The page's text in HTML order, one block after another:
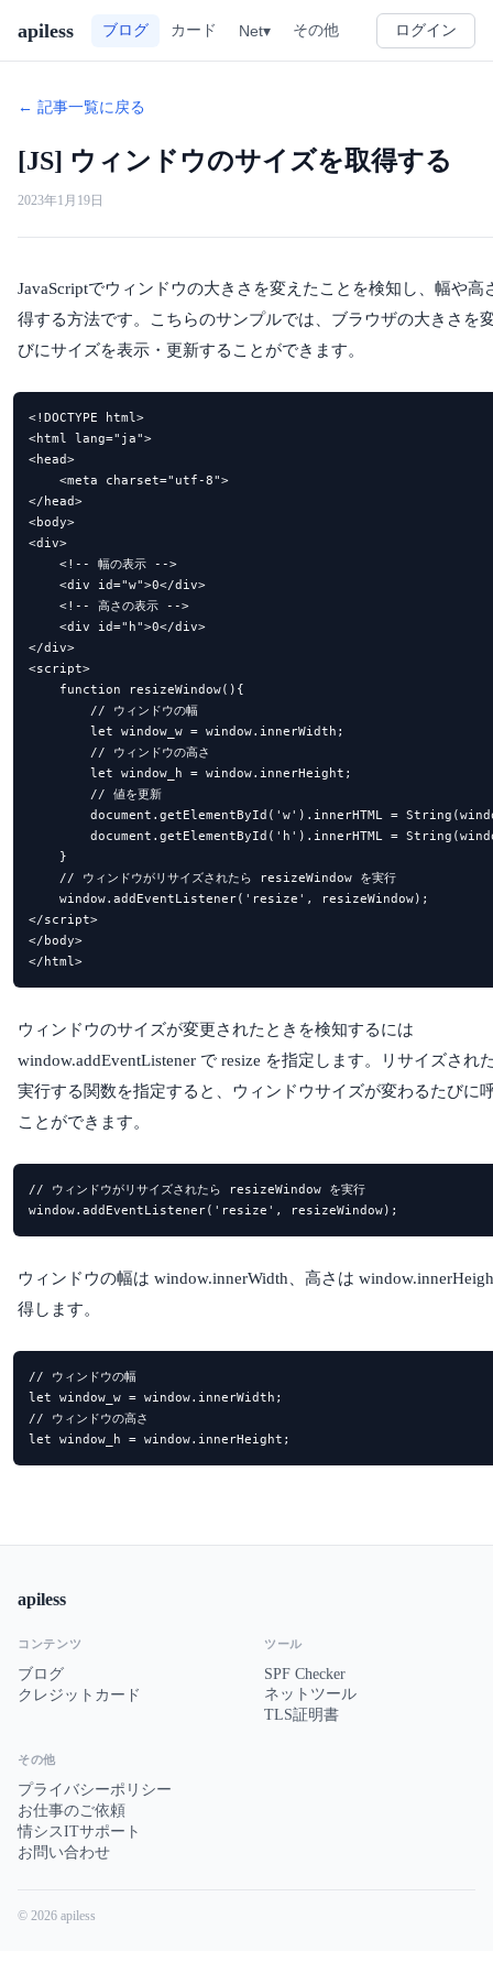
apiless ブログ カード Net▾ その他 ログイン
← 記事一覧に戻る
[JS] ウィンドウのサイズを取得する
2023年1月19日
JavaScriptでウィンドウの大きさを変えたことを検知し、幅や高
得する方法です。こちらのサンプルでは、ブラウザの大きさを
びにサイズを表示・更新することができます。
<!DOCTYPE html>
<html lang="ja">
<head>
    <meta charset="utf-8">
</head>
<body>
<div>
    <!-- 幅の表示 -->
    <div id="w">0</div>
    <!-- 高さの表示 -->
    <div id="h">0</div>
</div>
<script>
    function resizeWindow(){
        // ウィンドウの幅
        let window_w = window.innerWidth;
        // ウィンドウの高さ
        let window_h = window.innerHeight;
        // 値を更新
document.getElementById('w').innerHTML =
document.getElementById('h').innerHTML =
    }
    // ウィンドウがリサイズされたら resizeWindow を実行
    window.addEventListener('resize', resizeWindow);
</script>
</body>
</html>
ウィンドウのサイズが変更されたときを検知するには
window.addEventListener で resize を指定します。リサイズされ
実行する関数を指定すると、ウィンドウサイズが変わるたびに
ことができます。
// ウィンドウがリサイズされたら resizeWindow を実行
window.addEventListener('resize', resizeWindow);
ウィンドウの幅は window.innerWidth、高さは
得します。
// ウィンドウの幅
let window_w = window.innerWidth;
// ウィンドウの高さ
let window_h = window.innerHeight;
apiless
コンテンツ
ブログ
クレジットカード
ツール
SPF Checker
ネットツール
TLS証明書
その他
プライバシーポリシー
お仕事のご依頼
情シスITサポート
お問い合わせ
© 2026 apiless